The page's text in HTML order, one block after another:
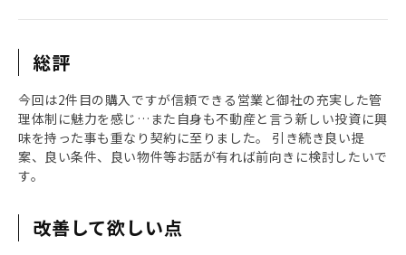
総評
今回は2件目の購入ですが信頼できる営業と御社の充実した管
理体制に魅力を感じ…また自身も不動産と言う新しい投資に興
味を持った事も重なり契約に至りました。 引き続き良い提
案、良い条件、良い物件等お話が有れば前向きに検討したいで
す。
改善して欲しい点